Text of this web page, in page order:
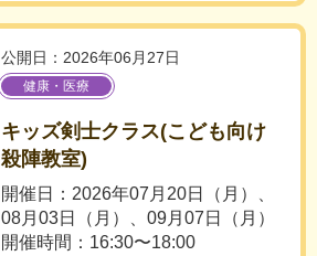
公開日：2026年06月27日
健康・医療
キッズ剣士クラス(こども向け
殺陣教室)
開催日：2026年07月20日（月）、
08月03日（月）、09月07日（月）
開催時間：16:30〜18:00